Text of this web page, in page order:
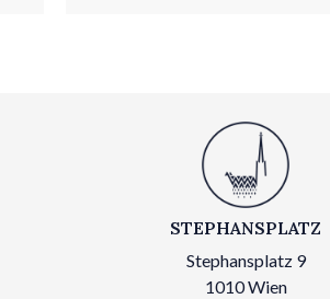
STEPHANSPLATZ
Stephansplatz 9
1010 Wien